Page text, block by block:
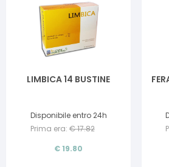
LIMBICA 14 BUSTINE
Disponibile entro 24h
Prima era: €17.82
€ 19.80